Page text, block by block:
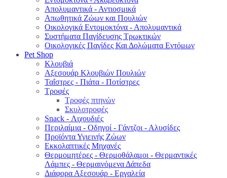
Απολυμαντικά - Αντιοσμικά
Απωθητικά Ζώων και Πουλιών
Οικολογικά Εντομοκτόνα - Απολυμαντικά
Συστήματα Παγίδευσης Τρωκτικών
Οικολογικές Παγίδες Και Δολώματα Εντόμων
Pet Shop
Κλουβιά
Αξεσουάρ Κλουβιών Πουλιών
Ταΐστρες - Πιάτα - Ποτίστρες
Τροφές
Τροφές πτηνών
Σκυλοτροφές
Snack - Λιχουδιές
Περιλαίμια - Οδηγοί - Γάντζοι - Αλυσίδες
Προϊόντα Υγιεινής Ζώων
Εκκολαπτικές Μηχανές
Θερμομητέρες - Θερμοθάλαμοι - Θερμαντικές
Λάμπες - Θερμαινόμενα Δάπεδα
Διάφορα Αξεσουάρ - Εργαλεία